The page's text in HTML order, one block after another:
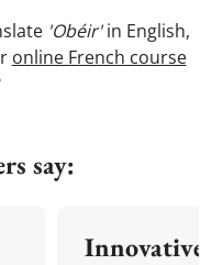
'Obéir'in English,
online French course
say:
Innovative